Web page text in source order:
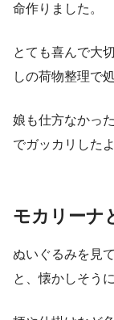
命作りました。
とても喜んで大
しの荷物整理で
娘も仕方なかっ
でガッカリした
モカリーナ
ぬいぐるみを見
と、懐かしそう